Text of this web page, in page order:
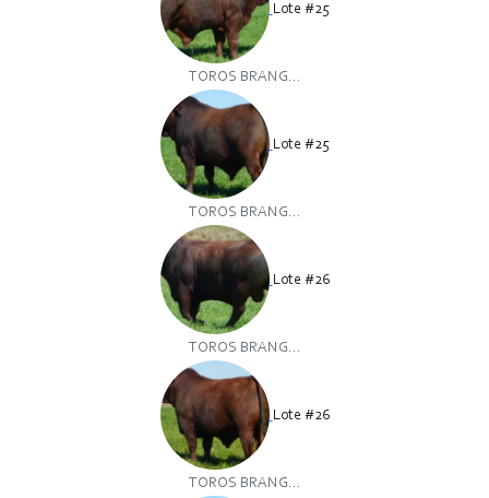
Lote #25
TOROS BRANG...
Lote #25
TOROS BRANG...
Lote #26
TOROS BRANG...
Lote #26
TOROS BRANG...